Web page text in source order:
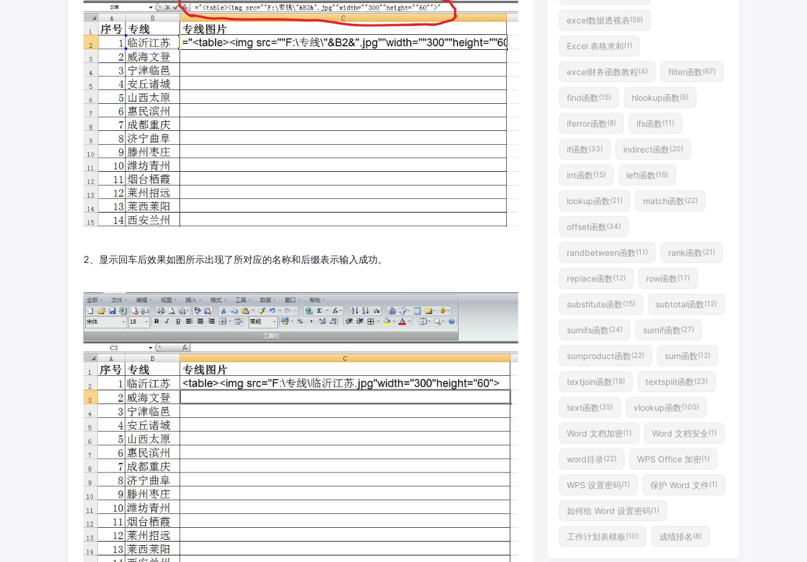
2、显示回车后效果如图所示出现了所对应的名称和后缀表示输入成功。
excel数据透视表(59)
Excel 表格求和(1)
excel财务函数教程(4) filter函数(67)
find函数(15) hlookup函数(5)
iferror函数(8) ifs函数(11)
if函数(33) indirect函数(20)
int函数(15) left函数(16)
lookup函数(21) match函数(22)
offset函数(34)
randbetween函数(11) rank函数(21)
replace函数(12) row函数(17)
substitute函数(15) subtotal函数(12)
sumifs函数(24) sumif函数(27)
sumproduct函数(22) sum函数(12)
textjoin函数(18) textsplit函数(23)
text函数(35) vlookup函数(105)
Word 文档加密(1) Word 文档安全(1)
word目录(22) WPS Office 加密(1)
WPS 设置密码(1) 保护 Word 文件(1)
如何给 Word 设置密码(1)
工作计划表模板 (10) 成绩排名 (8)